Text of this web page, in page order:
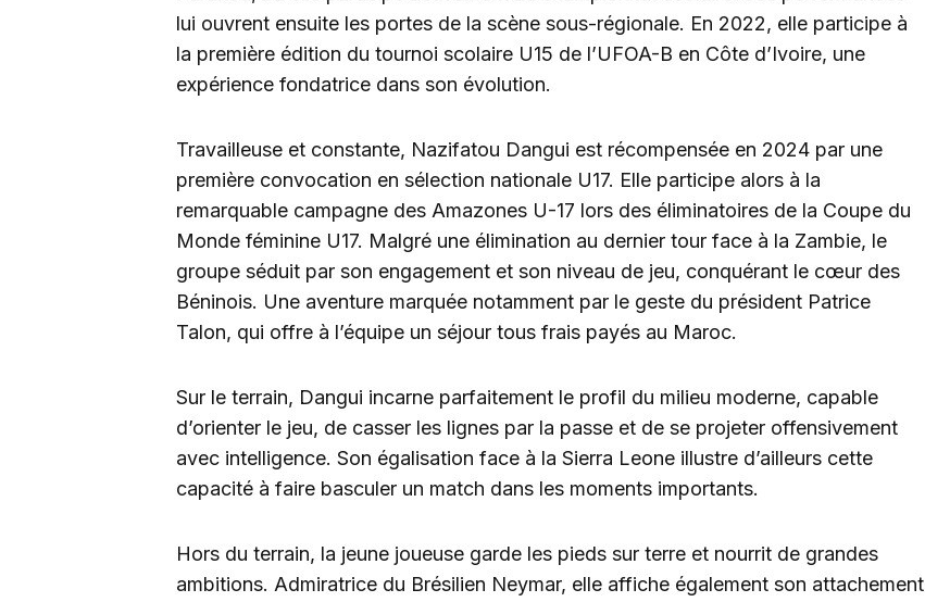
lui ouvrent ensuite les portes de la scène sous-régionale. En 2022, elle participe à
la première édition du tournoi scolaire U15 de l’UFOA-B en Côte d’Ivoire, une
expérience fondatrice dans son évolution.
Travailleuse et constante, Nazifatou Dangui est récompensée en 2024 par une
première convocation en sélection nationale U17. Elle participe alors à la
remarquable campagne des Amazones U-17 lors des éliminatoires de la Coupe du
Monde féminine U17. Malgré une élimination au dernier tour face à la Zambie, le
groupe séduit par son engagement et son niveau de jeu, conquérant le cœur des
Béninois. Une aventure marquée notamment par le geste du président Patrice
Talon, qui offre à l’équipe un séjour tous frais payés au Maroc.
Sur le terrain, Dangui incarne parfaitement le profil du milieu moderne, capable
d’orienter le jeu, de casser les lignes par la passe et de se projeter offensivement
avec intelligence. Son égalisation face à la Sierra Leone illustre d’ailleurs cette
capacité à faire basculer un match dans les moments importants.
Hors du terrain, la jeune joueuse garde les pieds sur terre et nourrit de grandes
ambitions. Admiratrice du Brésilien Neymar, elle affiche également son attachement